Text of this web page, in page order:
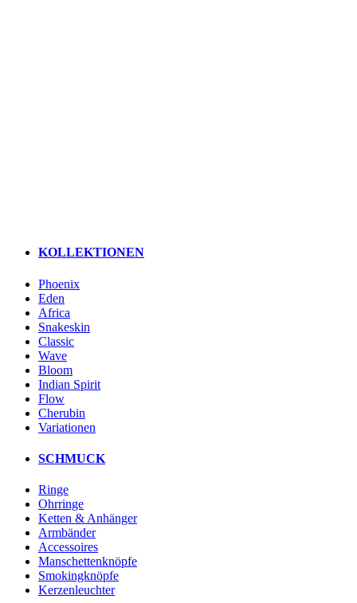
KOLLEKTIONEN
Phoenix
Eden
Africa
Snakeskin
Classic
Wave
Bloom
Indian Spirit
Flow
Cherubin
Variationen
SCHMUCK
Ringe
Ohrringe
Ketten & Anhänger
Armbänder
Accessoires
Manschettenknöpfe
Smokingknöpfe
Kerzenleuchter